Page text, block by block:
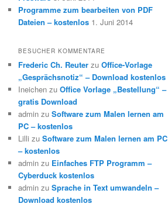
Programme zum bearbeiten von PDF
Dateien – kostenlos 1. Juni 2014
BESUCHER KOMMENTARE
Frederic Ch. Reuterzu Office-Vorlage
„Gesprächsnotiz“ – Download kostenlos
Ineichenzu Office Vorlage „Bestellung“ –
gratis Download
adminzu Software zum Malen lernen am
PC – kostenlos
Lilli zu Software zum Malen lernen am PC
– kostenlos
adminzu Einfaches FTP Programm –
Cyberduck kostenlos
adminzu Sprache in Text umwandeln –
Download kostenlos